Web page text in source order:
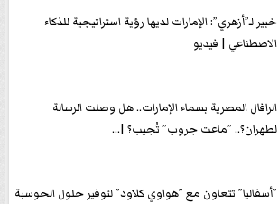
خبير لـ”أزهري”: الإمارات لديها رؤية استراتيجية للذكاء
الاصطناعي | فيديو
الرافال المصرية بسماء الإمارات.. هل وصلت الرسالة
لطهران؟.. ”ماعت جروب” تُجيب؟ |...
”أسفاليا” تتعاون مع ”هواوي كلاود” لتوفير حلول الحوسبة